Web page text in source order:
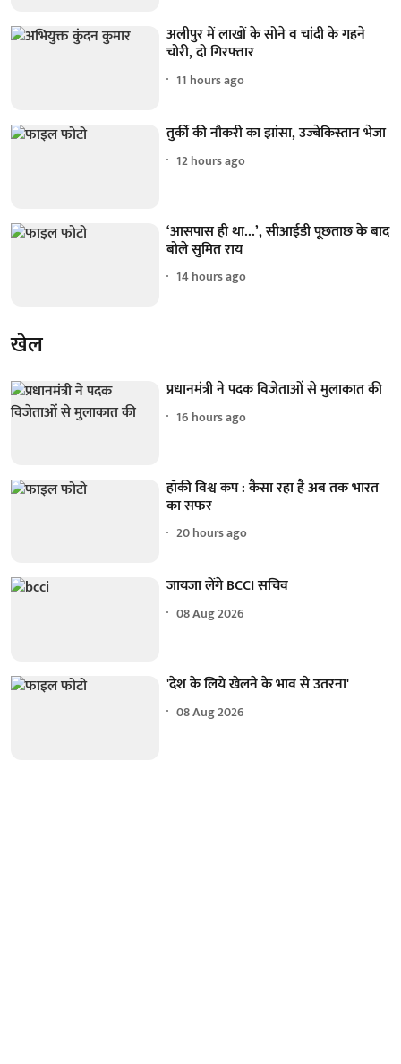
अलीपुर में लाखों के सोने व चांदी के गहने
चोरी, दो गिरफ्तार
11 hours ago
तुर्की की नौकरी का झांसा, उज्बेकिस्तान भेजा
12 hours ago
‘आसपास ही था...’, सीआईडी पूछताछ के बाद
बोले सुमित राय
14 hours ago
खेल
प्रधानमंत्री ने पदक विजेताओं से मुलाकात की
16 hours ago
हॉकी विश्व कप : कैसा रहा है अब तक भारत
का सफर
20 hours ago
जायजा लेंगे BCCI सचिव
08 Aug 2026
'देश के लिये खेलने के भाव से उतरना'
08 Aug 2026